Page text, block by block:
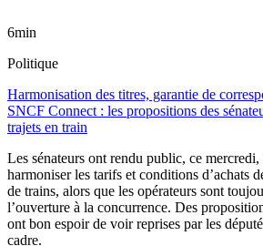
6min
Politique
Harmonisation des titres, garantie de
SNCF Connect : les propositions des
trajets en train
Les sénateurs ont rendu public, ce
harmoniser les tarifs et conditions d’achats
de trains, alors que les opérateurs sont
l’ouverture à la concurrence. Des
ont bon espoir de voir reprises par les
cadre.